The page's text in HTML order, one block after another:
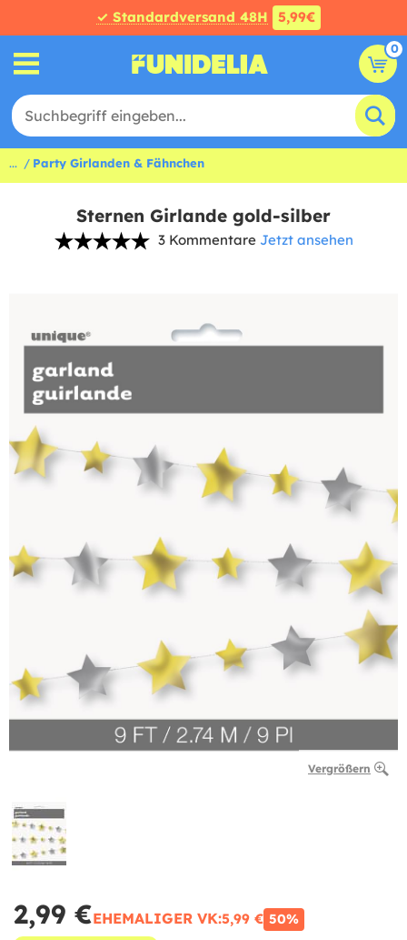
✓ Standardversand 48H 5,99€
0
... Party Girlanden & Fähnchen
Sternen Girlande gold-silber
3 Kommentare Jetzt ansehen
Vergrößern
2,99 €EHEMALIGER VK:5,99 € 50%